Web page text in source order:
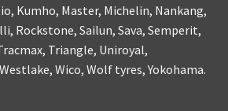
Kumho, Master, Michelin, Nankang,
Rockstone, Sailun, Sava, Semperit,
Triangle, Uniroyal,
Wico, Wolf tyres, Yokohama.